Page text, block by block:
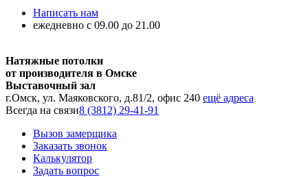
Написать нам
ежедневно с 09.00 до 21.00
Натяжные потолки
от производителя в Омске
Выставочный зал
г.Омск, ул. Маяковского, д.81/2, офис 240 ещё адреса
Всегда на связи8 (3812) 29-41-91
Вызов замерщика
Заказать звонок
Калькулятор
Задать вопрос